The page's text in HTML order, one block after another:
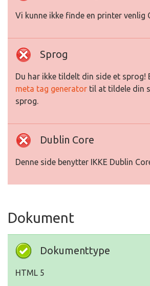
Vi kunne ikke finde en printer venlig
Sprog
Du har ikke tildelt din side et sprog!
meta tag generator til at tildele din
sprog.
Dublin Core
Denne side benytter IKKE Dublin
Dokument
Dokumenttype
HTML 5